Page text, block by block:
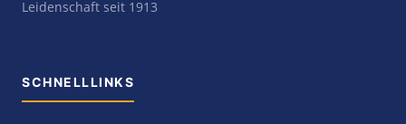
Leidenschaft seit 1913
SCHNELLLINKS